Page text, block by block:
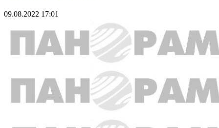
09.08.2022 17:01